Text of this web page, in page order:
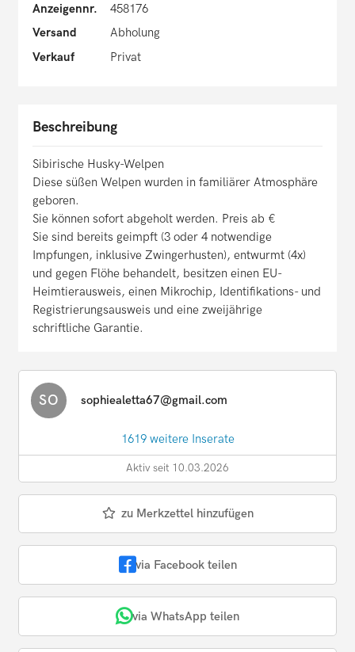
Anzeigennr.
458176
Versand
Abholung
Verkauf
Privat
Beschreibung
Sibirische Husky-Welpen
Diese süßen Welpen wurden in familiärer Atmosphäre
geboren.
Sie können sofort abgeholt werden. Preis ab €
Sie sind bereits geimpft (3 oder 4 notwendige
Impfungen, inklusive Zwingerhusten), entwurmt (4x)
und gegen Flöhe behandelt, besitzen einen EU-
Heimtierausweis, einen Mikrochip, Identifikations- und
Registrierungsausweis und eine zweijährige
schriftliche Garantie.
SO sophiealetta67@gmail.com
1619 weitere Inserate
Aktiv seit 10.03.2026
zu Merkzettel hinzufügen
via Facebook teilen
via WhatsApp teilen